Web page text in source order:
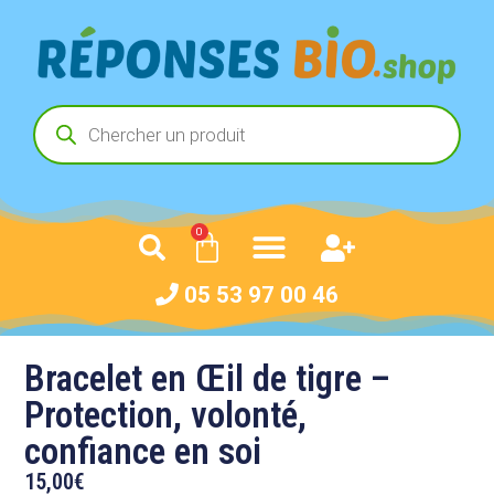
0
05 53 97 00 46
Bracelet en Œil de tigre –
Protection, volonté,
confiance en soi
15,00€